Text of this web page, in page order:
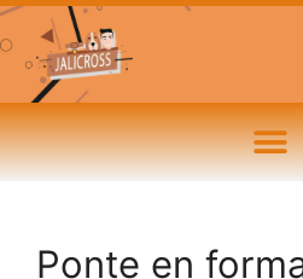
Ponte en